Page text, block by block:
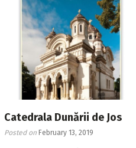
Catedrala Dunării de Jos
Posted on February 13, 2019